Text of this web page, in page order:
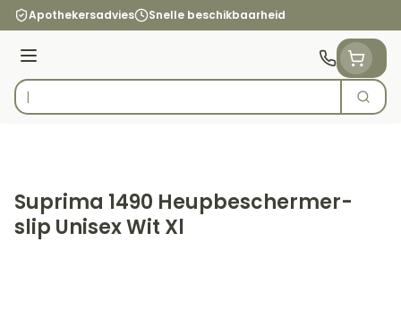
Ga naar de inhoud
Apothekersadvies Snelle beschikbaarheid
Menu
Product, merk, categorie...
Zoek
Suprima 1490 Heupbeschermer-
slip Unisex Wit Xl